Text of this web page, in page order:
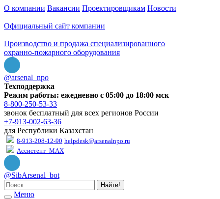
О компании Вакансии Проектировщикам Новости
Официальный сайт компании
Производство и продажа специализированного
охранно-пожарного оборудования
@arsenal_npo
Техподдержка
Режим работы: ежедневно с 05:00 до 18:00 мск
8-800-250-53-33
звонок бесплатный для всех регионов России
+7-913-002-63-36
для Республики Казахстан
8-913-208-12-90 helpdesk@arsenalnpo.ru
Ассистент_MAX
@SibArsenal_bot
Найти!
Меню